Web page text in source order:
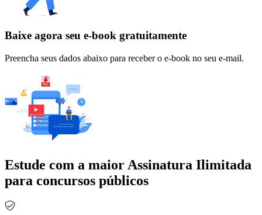
Baixe agora seu e-book gratuitamente
Preencha seus dados abaixo para receber o e-book no seu e-mail.
Estude com a maior Assinatura Ilimitada
para concursos públicos